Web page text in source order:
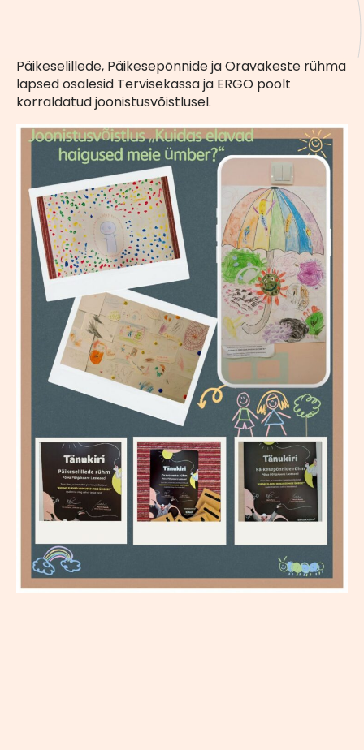
Päikeselillede, Päikesepõnnide ja Oravakeste rühma
lapsed osalesid Tervisekassa ja ERGO poolt
korraldatud joonistusvõistlusel.